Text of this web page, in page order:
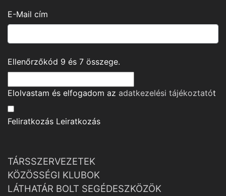
E-Mail cím
Ellenőrzőkód 9 és 7 összege.
Elolvastam és elfogadom az adatkezelési tájékoztatót
Feliratkozás Leiratkozás
TÁRSSZERVEZETEK
KÖZÖSSÉGI KLUBOK
LÁTHATÁR BOLT SEGÉDESZKÖZÖK